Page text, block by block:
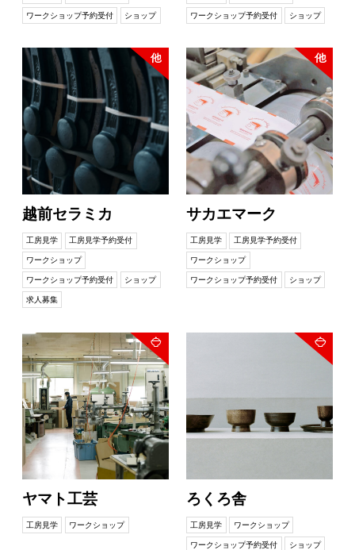
ワークショップ予約受付 ショップ ワークショップ予約受付 ショップ
越前セラミカ
工房見学 工房見学予約受付
ワークショップ
ワークショップ予約受付 ショップ
求人募集
サカエマーク
工房見学 工房見学予約受付
ワークショップ
ワークショップ予約受付 ショップ
ヤマト工芸
工房見学 ワークショップ
ろくろ舎
工房見学 ワークショップ
ワークショップ予約受付 ショップ